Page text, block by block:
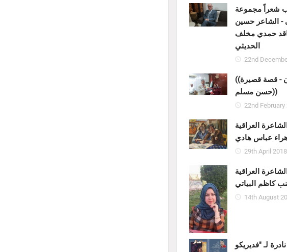
شعراً مجموعة
الشاعر حسين
حمدي مخلف
الحديثي
22nd
((الحصان - قصة قصيرة)) ((نبأ
حسن مسلم))
22nd February
العراقية
عباس هادي
29th April 2018
العراقية
كاظم البياتي
14th August
لـ "فديريكو